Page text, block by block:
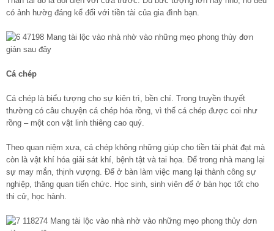
có ảnh hườg đáng kể đối với tiền tài của gia đình bạn.
Cá chép
Cá chép là biểu tượng cho sự kiên trì, bền chí. Trong truyền thuyết
thường có câu chuyện cá chép hóa rồng, vì thế cá chép được coi như
rồng – một con vật linh thiêng cao quý.
Theo quan niệm xưa, cá chép không những giúp cho tiền tài phát đạt mà
còn là vật khí hóa giải sát khí, bệnh tật và tai họa. Để trong nhà mang lại
sự may mắn, thịnh vượng. Để ở bàn làm việc mang lại thành công sự
nghiệp, thăng quan tiến chức. Học sinh, sinh viên để ở bàn học tốt cho
thi cử, học hành.